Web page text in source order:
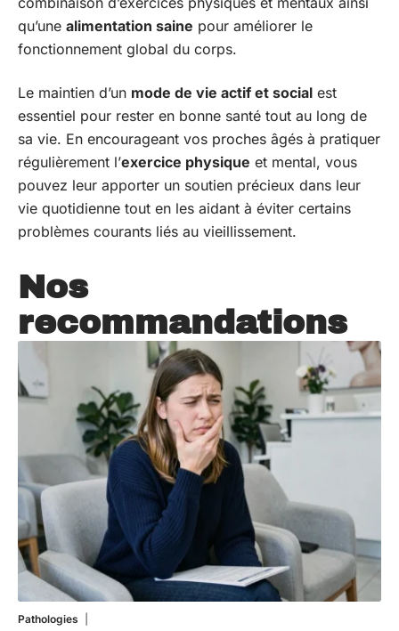
qu’une alimentation saine pour améliorer le
fonctionnement global du corps.
Le maintien d’un mode de vie actif et social est
essentiel pour rester en bonne santé tout au long de
sa vie. En encourageant vos proches âgés à pratiquer
régulièrement l’exercice physique et mental, vous
pouvez leur apporter un soutien précieux dans leur
vie quotidienne tout en les aidant à éviter certains
problèmes courants liés au vieillissement.
Nos
recommandations
Pathologies